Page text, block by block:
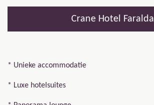
Crane Hotel Faralda
* Unieke accommodatie
* Luxe hotelsuites